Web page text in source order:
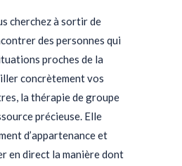
cherchez à sortir de
des personnes qui
proches de la
concrètement vos
la thérapie de groupe
précieuse. Elle
d’appartenance et
en direct la manière dont